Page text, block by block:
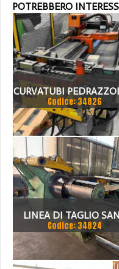
POTREBBERO
CURVATUBI
- 3 ASSI CNC
Codice: 34826
LINEA DI TAGLIO
1500 X 3 MM
Codice: 34824